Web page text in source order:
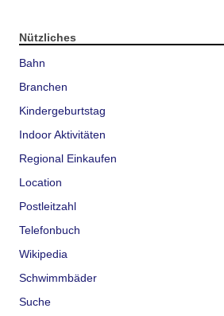
Nützliches
Bahn
Branchen
Kindergeburtstag
Indoor Aktivitäten
Regional Einkaufen
Location
Postleitzahl
Telefonbuch
Wikipedia
Schwimmbäder
Suche